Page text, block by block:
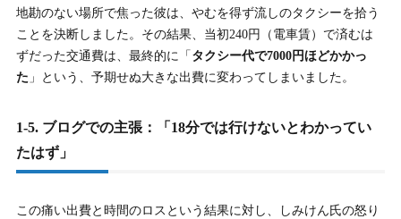
9. 9. しみけんの現在の仕事は何？年収はいくら？
9-1. 9-1. AV男優引退後の現在の仕事（実業家・YouTuber・著
者）
9-3. 9-3. しみけんの年収は？過去の最高年収と現在の推定
った現代社会の課題
地勘のない場所で焦った彼は、やむを得ず流しのタクシーを拾う
ことを決断しました。その結果、当初240円（電車賃）で済むは
ずだった交通費は、最終的に「 タクシー代で7000円ほどかかっ
た 」という、予期せぬ大きな出費に変わってしまいました。
1-5. ブログでの主張：「18分では行けないとわかってい
たはず」
この痛い出費と時間のロスという結果に対し、しみけん氏の怒り